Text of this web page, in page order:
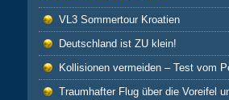
VL3 Sommertour Kroatien
Deutschland ist ZU klein!
Kollisionen vermeiden – Test vom
Traumhafter Flug über die Voreifel